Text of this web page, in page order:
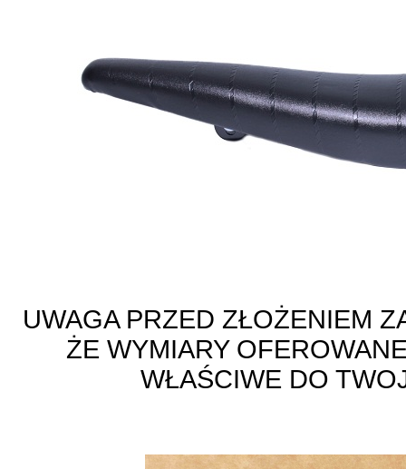
UWAGA PRZED ZŁOŻENIEM
ŻE WYMIARY
WŁAŚCIWE DO